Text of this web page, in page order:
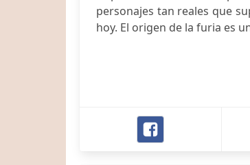
personajes tan reales que
hoy. El origen de la furia es